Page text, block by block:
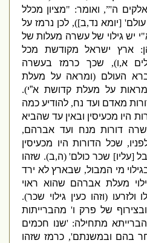
ה '”,ואומר: "מציון מכלל
' [יומא נד ,ב]),לכן נרמז על
יש גילוי של עשרה מעלות של
ארץ ישראל מקודשת מכל
א ו),שכך כרמז בעשרה
העולם(ומראה על מעלת
על מעלת קדושת א”י).
מאדם ועד נח,להודיע כמה
היו מכעיסין ובאין עד שהביא
דורות מנח ועד אברהם,
,שכל הדורותהיו מכעיסין
[עליו]שכר כולם' (ה,ב).שזהו
מי המבול,שבארץ לא ירד
מעלת אברהם שהוא ראוי
(וזהו כעין גילוי שכר).
של פרק ו' מהברייתות
מתחילה: 'שנו חכמים
בהם ובמשנתם',כרמז שזהו